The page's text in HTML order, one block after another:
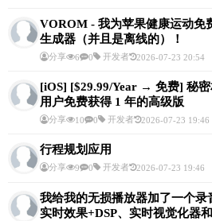
VOROM - 我为苹果健康运动免
生成器（并且是离线的）！
分享 6 0 开发者 2026-07-23 20:54
[iOS] [$29.99/Year → 免费] 秘
用户免费获得 1 年的高级版
分享 10 0 开发者 2026-07-23 19:46
行程规划应用
分享 9 0 开发者 2026-07-23 19:46
我给我的无损播放器加了一个录
实时效果+DSP、实时视觉化器